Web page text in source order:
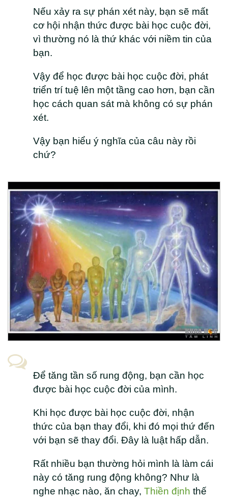
Nếu xảy ra sự phán xét này, bạn sẽ mất
cơ hội nhận thức được bài học cuộc đời,
vì thường nó là thứ khác với niềm tin của
bạn.
Vậy để học được bài học cuộc đời, phát
triển trí tuệ lên một tầng cao hơn, bạn cần
học cách quan sát mà không có sự phán
xét.
Vậy bạn hiểu ý nghĩa của câu này rồi
chứ?
Để tăng tần số rung động, bạn cần học
được bài học cuộc đời của mình.
Khi học được bài học cuộc đời, nhận
thức của bạn thay đổi, khi đó mọi thứ đến
với bạn sẽ thay đổi. Đây là luật hấp dẫn.
Rất nhiều bạn thường hỏi mình là làm cái
này có tăng rung động không? Như là
nghe nhạc nào, ăn chay, Thiền định thế